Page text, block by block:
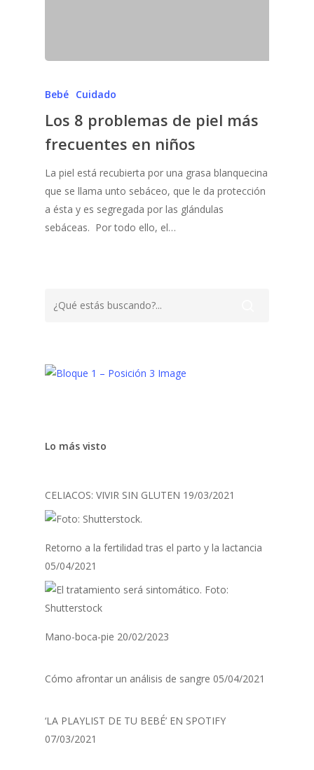
Bebé Cuidado
Los 8 problemas de piel más
frecuentes en niños
La piel está recubierta por una grasa blanquecina
que se llama unto sebáceo, que le da protección
a ésta y es segregada por las glándulas
sebáceas. Por todo ello, el…
Lo más visto
CELIACOS: VIVIR SIN GLUTEN 19/03/2021
Retorno a la fertilidad tras el parto y la lactancia
05/04/2021
Mano-boca-pie 20/02/2023
Cómo afrontar un análisis de sangre 05/04/2021
‘LA PLAYLIST DE TU BEBÉ’ EN SPOTIFY
07/03/2021